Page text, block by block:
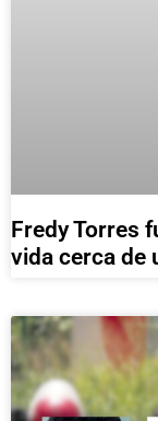
Fredy Torres
vida cerca de